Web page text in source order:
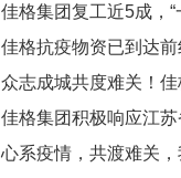
佳格集团复工近5成，
佳格抗疫物资已到达
众志成城共度难关！
佳格集团积极响应江
心系疫情，共渡难关